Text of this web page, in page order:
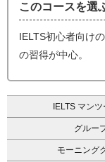
このコースを選
IELTS初心者向け
の習得が中心。
IELTS マン
グルー
モーニング